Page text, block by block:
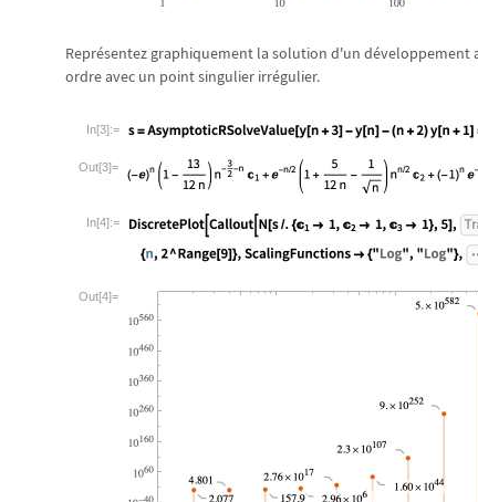
Représentez graphiquement la solution d'un développement
ordre avec un point singulier irrégulier.
In[3]:=
Out[3]=
In[4]:=
Out[4]=